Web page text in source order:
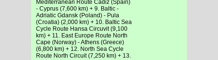
Mediterranean Route Cádiz (Spain)
- Cyprus (7,600 km) + 9. Baltic -
Adriatic Gdansk (Poland) - Pula
(Croatia) (2,000 km) + 10. Baltic Sea
Cycle Route Hansa Circuvit (9,100
km) + 11. East Europe Route North
Cape (Norway) - Athens (Greece)
(6,800 km) + 12. North Sea Cycle
Route North Circuit (7,250 km) + 13.